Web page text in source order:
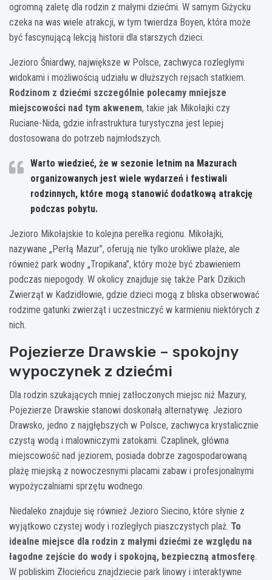
ogromną zaletę dla rodzin z małymi dziećmi. W samym Giżycku
czeka na was wiele atrakcji, w tym twierdza Boyen, która może
być fascynującą lekcją historii dla starszych dzieci.
Jezioro Śniardwy, największe w Polsce, zachwyca rozległymi
widokami i możliwością udziału w dłuższych rejsach statkiem.
Rodzinom z dziećmi szczególnie polecamy mniejsze
miejscowości nad tym akwenem, takie jak Mikołajki czy
Ruciane-Nida, gdzie infrastruktura turystyczna jest lepiej
dostosowana do potrzeb najmłodszych.
Warto wiedzieć, że w sezonie letnim na Mazurach
organizowanych jest wiele wydarzeń i festiwali
rodzinnych, które mogą stanowić dodatkową atrakcję
podczas pobytu.
Jezioro Mikołajskie to kolejna perełka regionu. Mikołajki,
nazywane „Perłą Mazur”, oferują nie tylko urokliwe plaże, ale
również park wodny „Tropikana”, który może być zbawieniem
podczas niepogody. W okolicy znajduje się także Park Dzikich
Zwierząt w Kadzidłowie, gdzie dzieci mogą z bliska obserwować
rodzime gatunki zwierząt i uczestniczyć w karmieniu niektórych z
nich.
Pojezierze Drawskie – spokojny
wypoczynek z dziećmi
Dla rodzin szukających mniej zatłoczonych miejsc niż Mazury,
Pojezierze Drawskie stanowi doskonałą alternatywę. Jezioro
Drawsko, jedno z najgłębszych w Polsce, zachwyca krystalicznie
czystą wodą i malowniczymi zatokami. Czaplinek, główna
miejscowość nad jeziorem, posiada dobrze zagospodarowaną
plażę miejską z nowoczesnymi placami zabaw i profesjonalnymi
wypożyczalniami sprzętu wodnego.
Niedaleko znajduje się również Jezioro Siecino, które słynie z
wyjątkowo czystej wody i rozległych piaszczystych plaż. To
idealne miejsce dla rodzin z małymi dziećmi ze względu na
łagodne zejście do wody i spokojną, bezpieczną atmosferę.
W pobliskim Złocieńcu znajdziecie park linowy i interaktywne